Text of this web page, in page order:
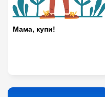
Мама, купи!